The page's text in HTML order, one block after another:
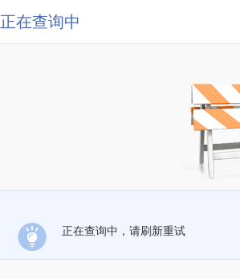
正在查询中
正在查询中，请刷新重试